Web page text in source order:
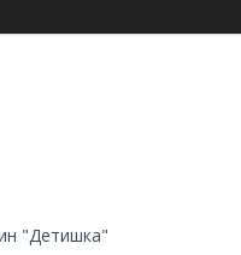
"Детишка"